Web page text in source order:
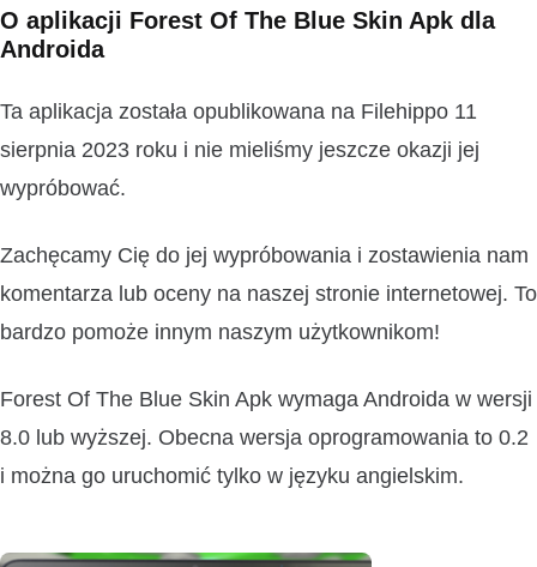
O aplikacji Forest Of The Blue Skin Apk dla
Androida
Ta aplikacja została opublikowana na Filehippo 11
sierpnia 2023 roku i nie mieliśmy jeszcze okazji jej
wypróbować.
Zachęcamy Cię do jej wypróbowania i zostawienia nam
komentarza lub oceny na naszej stronie internetowej. To
bardzo pomoże innym naszym użytkownikom!
Forest Of The Blue Skin Apk wymaga Androida w wersji
8.0 lub wyższej. Obecna wersja oprogramowania to 0.2
i można go uruchomić tylko w języku angielskim.